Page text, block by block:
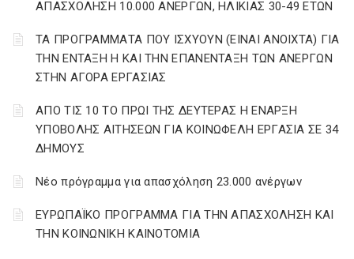
ΑΠΑΣΧΟΛΗΣΗ 10.000 ΑΝΕΡΓΩΝ, ΗΛΙΚΙΑΣ 30-49 ΕΤΩΝ
ΤΑ ΠΡΟΓΡΑΜΜΑΤΑ ΠΟΥ ΙΣΧΥΟΥΝ (ΕΙΝΑΙ ΑΝΟΙΧΤΑ) ΓΙΑ
ΤΗΝ ΕΝΤΑΞΗ Η ΚΑΙ ΤΗΝ ΕΠΑΝΕΝΤΑΞΗ ΤΩΝ ΑΝΕΡΓΩΝ
ΣΤΗΝ ΑΓΟΡΑ ΕΡΓΑΣΙΑΣ
AΠΟ ΤΙΣ 10 ΤΟ ΠΡΩΙ ΤΗΣ ΔΕΥΤΕΡΑΣ Η ΕΝΑΡΞΗ
ΥΠΟΒΟΛΗΣ ΑΙΤΗΣΕΩΝ ΓΙΑ ΚΟΙΝΩΦΕΛΗ ΕΡΓΑΣΙΑ ΣΕ 34
ΔΗΜΟΥΣ
Νέο πρόγραμμα για απασχόληση 23.000 ανέργων
ΕΥΡΩΠΑΪΚΟ ΠΡΟΓΡΑΜΜΑ ΓΙΑ ΤΗΝ ΑΠΑΣΧΟΛΗΣΗ ΚΑΙ
ΤΗΝ ΚΟΙΝΩΝΙΚΗ ΚΑΙΝΟΤΟΜΙΑ